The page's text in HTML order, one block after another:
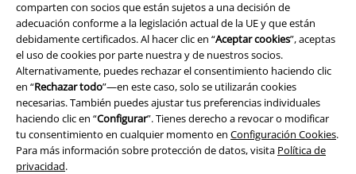
comparten con socios que están sujetos a una decisión de
adecuación conforme a la legislación actual de la UE y que están
debidamente certificados. Al hacer clic en “Aceptar cookies”, aceptas
el uso de cookies por parte nuestra y de nuestros socios.
Alternativamente, puedes rechazar el consentimiento haciendo clic
en “Rechazar todo”—en este caso, solo se utilizarán cookies
necesarias. También puedes ajustar tus preferencias individuales
haciendo clic en “Configurar”. Tienes derecho a revocar o modificar
tu consentimiento en cualquier momento en Configuración Cookies.
Para más información sobre protección de datos, visita Política de
privacidad.
Términos y Condiciones
Aviso Legal
Ley protección de datos
Eliminación de residuos y protección del medioambiente
Declaración de Conformidad